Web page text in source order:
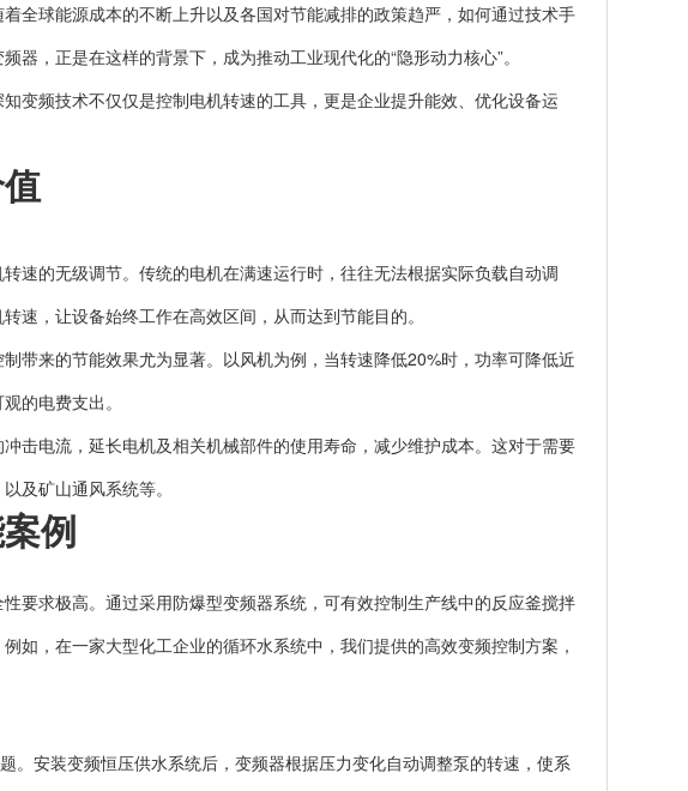
全球能源成本的不断上升以及各国对节能减排的政策趋严，如何通过技术手
，正是在这样的背景下，成为推动工业现代化的“隐形动力核心”。
知变频技术不仅仅是控制电机转速的工具，更是企业提升能效、优化设备运
速的无级调节。传统的电机在满速运行时，往往无法根据实际负载自动调
速，让设备始终工作在高效区间，从而达到节能目的。
带来的节能效果尤为显著。以风机为例，当转速降低20%时，功率可降低近
的电费支出。
击电流，延长电机及相关机械部件的使用寿命，减少维护成本。这对于需要
及矿山通风系统等。
例
要求极高。通过采用防爆型变频器系统，可有效控制生产线中的反应釜搅拌
如，在一家大型化工企业的循环水系统中，我们提供的高效变频控制方案，
。安装变频恒压供水系统后，变频器根据压力变化自动调整泵的转速，使系